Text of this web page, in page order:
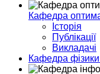
Кафедра
Історія
Публікації
Викладачі
Кафедра фізики